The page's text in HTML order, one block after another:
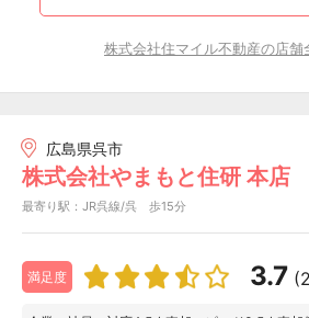
株式会社住マイル不動産の店
広島県呉市
株式会社やまもと住研 本店
最寄り駅：JR呉線/呉 歩15分
満足度 3.7